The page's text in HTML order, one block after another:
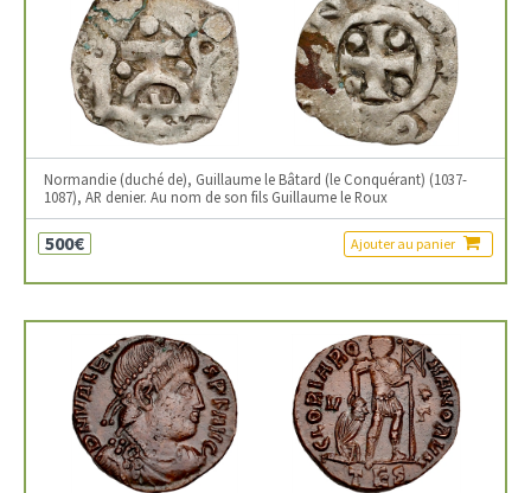
Normandie (duché de), Guillaume le Bâtard (le Conquérant) (1037-
1087), AR denier. Au nom de son fils Guillaume le Roux
500€ Ajouter au panier